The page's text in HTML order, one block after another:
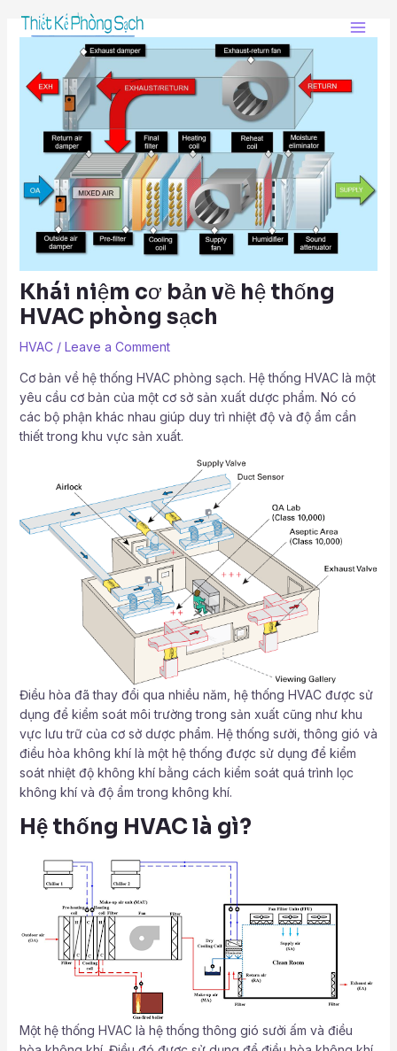
Khái niệm cơ bản về hệ thống
HVAC phòng sạch
HVAC/ Leave a Comment
Cơ bản về hệ thống HVAC phòng sạch. Hệ thống HVAC là một
yêu cầu cơ bản của một cơ sở sản xuất dược phẩm. Nó có
các bộ phận khác nhau giúp duy trì nhiệt độ và độ ẩm cần
thiết trong khu vực sản xuất.
Điều hòa đã thay đổi qua nhiều năm, hệ thống HVAC được sử
dụng để kiểm soát môi trường trong sản xuất cũng như khu
vực lưu trữ của cơ sở dược phẩm. Hệ thống sưởi, thông gió và
điều hòa không khí là một hệ thống được sử dụng để kiểm
soát nhiệt độ không khí bằng cách kiểm soát quá trình lọc
không khí và độ ẩm trong không khí.
Hệ thống HVAC là gì?
Một hệ thống HVAC là hệ thống thông gió sưởi ấm và điều
navigation